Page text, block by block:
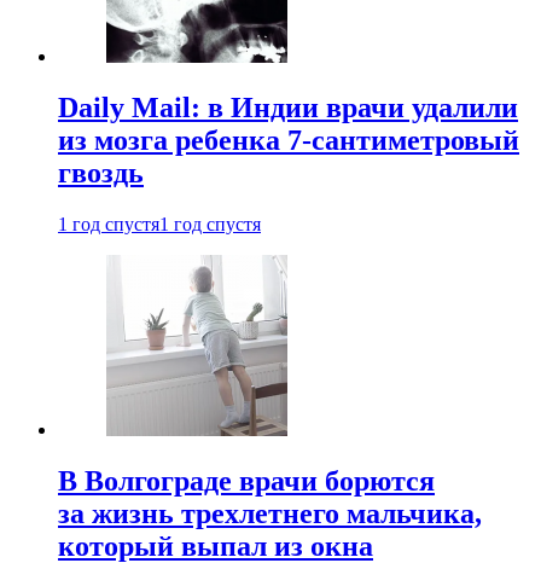
Daily Mail: в Индии врачи удалили
из мозга ребенка 7-сантиметровый
гвоздь
1 год спустя1 год спустя
В Волгограде врачи борются
за жизнь трехлетнего мальчика,
который выпал из окна